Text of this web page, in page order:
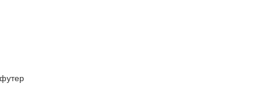
футер